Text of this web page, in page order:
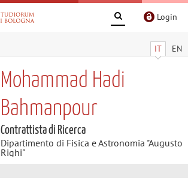
Login
IT EN
Mohammad Hadi
Bahmanpour
Contrattista di Ricerca
Dipartimento di Fisica e Astronomia "Augusto
Righi"